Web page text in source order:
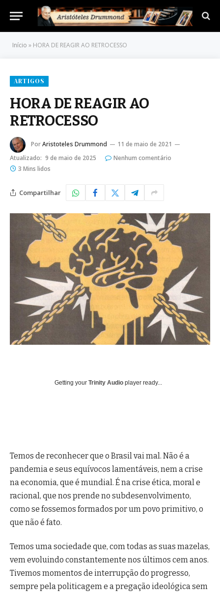
Início » HORA DE REAGIR AO RETROCESSO
ARTIGOS
HORA DE REAGIR AO
RETROCESSO
PorAristoteles Drummond
11 de maio de 2021
Atualizado: 9 de maio de 2025
Nenhum comentário
3 Mins lidos
Compartilhar
Getting your Trinity Audio player ready...
Temos de reconhecer que o Brasil vai mal. Não é a
pandemia e seus equívocos lamentáveis, nem a crise
na economia, que é mundial. É na crise ética, moral e
racional, que nos prende no subdesenvolvimento,
como se fossemos formados por um povo primitivo, o
que não é fato.
Temos uma sociedade que, com todas as suas mazelas,
vem evoluindo constantemente nos últimos cem anos.
Tivemos momentos de interrupção do progresso,
sempre pela politicagem e a pregação ideológica sem